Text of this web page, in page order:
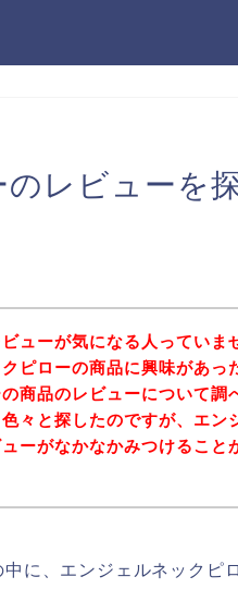
レビューを
ューが気になる人っていま
ピローの商品に興味があっ
商品のレビューについて調
々と探したのですが、エン
ーがなかなかみつけること
に、エンジェルネックピ